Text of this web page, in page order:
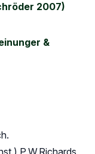
2007)
&